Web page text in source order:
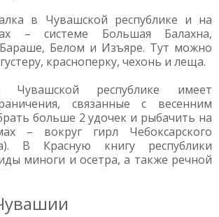
в Чувашской республике и на
– системе Большая Балахна,
Белом и Изъяре. Тут можно
красноперку, чехонь и леща.
республике имеет
связанные с весенним
больше 2 удочек и рыбачить на
– вокруг гирл Чебоксарского
В Красную книгу республики
миноги и осетра, а также речной